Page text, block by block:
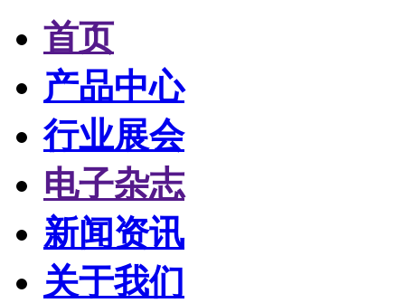
首页
产品中心
行业展会
电子杂志
新闻资讯
关于我们